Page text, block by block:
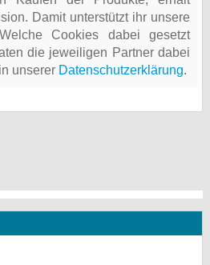
Damit unterstützt ihr unsere
Cookies dabei gesetzt
die jeweiligen Partner dabei
unserer Datenschutzerklärung.